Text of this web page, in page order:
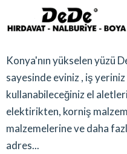
Konya'nın yükselen yüzü
sayesinde eviniz , iş
kullanabileceğiniz el
elektirikten, korniş
malzemelerine ve daha
adres...